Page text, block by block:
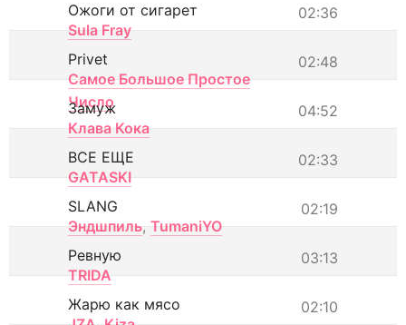
02:36
Ожоги от сигарет
Sula Fray
02:48
Privet
Самое Большое Простое
Число
04:52
Замуж
Клава Кока
02:33
ВСЕ ЕЩЕ
GATASKI
02:19
SLANG
Эндшпиль, TumaniYO
03:13
Ревную
TRIDA
02:10
Жарю как мясо